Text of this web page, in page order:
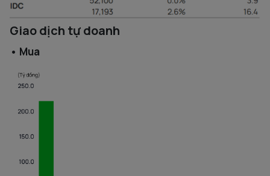
Giao dịch tự doanh
• Mua